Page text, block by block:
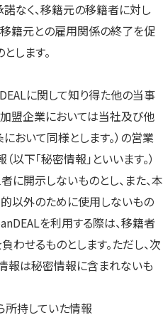
なく、移籍元の移籍者に対し
籍元との雇用関係の終了を促
します。
に関して知り得た他の当事
盟企業においては当社及び他
おいて同様とします。）の営業
下「秘密情報」といいます。）
に開示しないものとし、また、本
以外のために使用しないもの
を利用する際は、移籍者
わせるものとします。ただし、次
報は秘密情報に含まれないも
所持していた情報